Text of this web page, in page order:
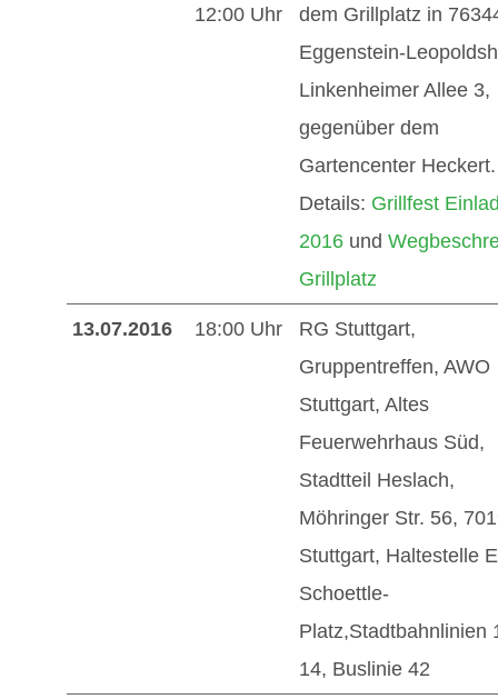
12:00 Uhr
dem Grillplatz in
Eggenstein-
Linkenheimer Allee 3,
gegenüber dem
Gartencenter Heckert.
Details: Grillfest
2016 und
Grillplatz
13.07.2016 18:00 Uhr
RG Stuttgart,
Gruppentreffen, AWO
Stuttgart, Altes
Feuerwehrhaus Süd,
Stadtteil Heslach,
Möhringer Str. 56,
Stuttgart, Haltestelle
Schoettle-
Platz,Stadtbahnlinien
14, Buslinie 42